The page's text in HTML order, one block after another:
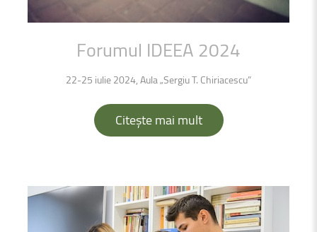
Forumul IDEEA 2024
22-25 iulie 2024, Aula „Sergiu T. Chiriacescu”
Citește mai mult